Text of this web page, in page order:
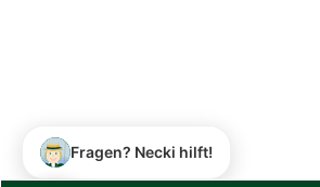
Fragen? Necki hilft!